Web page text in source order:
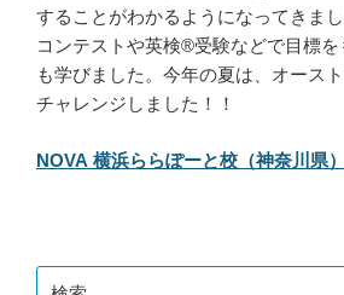
することがわかるようになってきま
コンテストや英検®受験などで目標を
も学びました。今年の夏は、オース
チャレンジしました！！
NOVA 横浜ららぽーと校（神奈川県